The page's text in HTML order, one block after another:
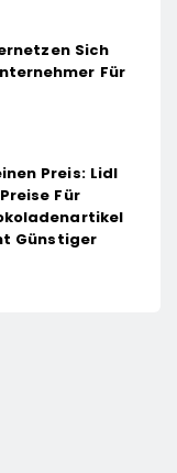
Sich
Für
Preis: Lidl
Für
Günstiger